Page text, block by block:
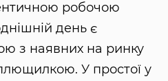
робочою
день є
з наявних на ринку
У простої у